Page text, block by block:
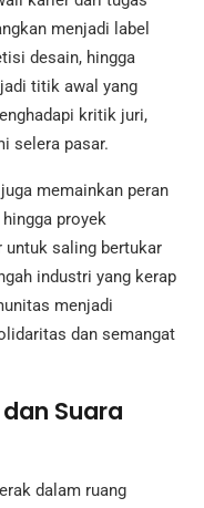
menjadi label
desain, hingga
titik awal yang
kritik juri,
selera pasar.
memainkan peran
proyek
untuk saling bertukar
industri yang kerap
menjadi
dan semangat
Suara
dalam ruang